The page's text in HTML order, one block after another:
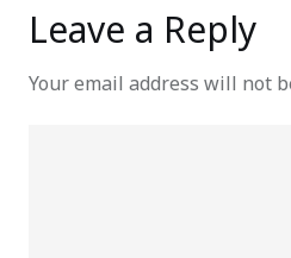
Leave a Reply
Your email address will not